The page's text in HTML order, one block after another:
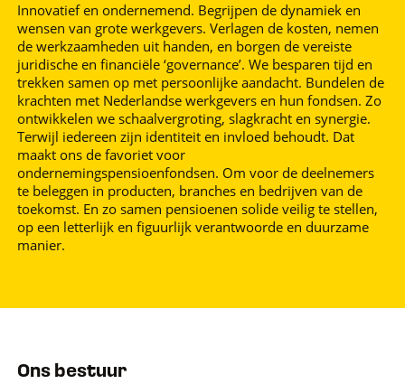
Innovatief en ondernemend. Begrijpen de dynamiek en
wensen van grote werkgevers. Verlagen de kosten, nemen
de werkzaamheden uit handen, en borgen de vereiste
juridische en financiële ‘governance’. We besparen tijd en
trekken samen op met persoonlijke aandacht. Bundelen de
krachten met Nederlandse werkgevers en hun fondsen. Zo
ontwikkelen we schaalvergroting, slagkracht en synergie.
Terwijl iedereen zijn identiteit en invloed behoudt. Dat
maakt ons de favoriet voor
ondernemingspensioenfondsen. Om voor de deelnemers
te beleggen in producten, branches en bedrijven van de
toekomst. En zo samen pensioenen solide veilig te stellen,
op een letterlijk en figuurlijk verantwoorde en duurzame
manier.
Ons bestuur